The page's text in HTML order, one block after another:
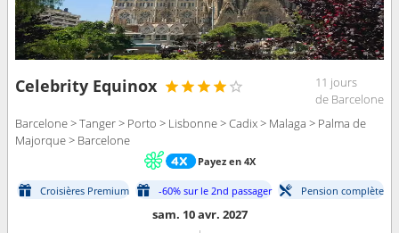
Celebrity Equinox
11 jours
de Barcelone
Barcelone > Tanger > Porto > Lisbonne > Cadix > Malaga > Palma de
Majorque > Barcelone
Payez en 4X
Croisières Premium -60% sur le 2nd passager Pension complète
sam. 10 avr. 2027